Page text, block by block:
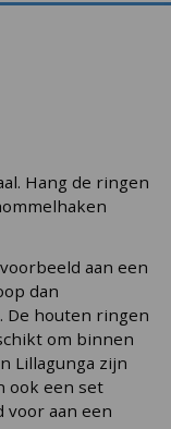
Hang de ringen
aan een
dan
De houten ringen
om binnen
Lillagunga zijn
ook een set
aan een